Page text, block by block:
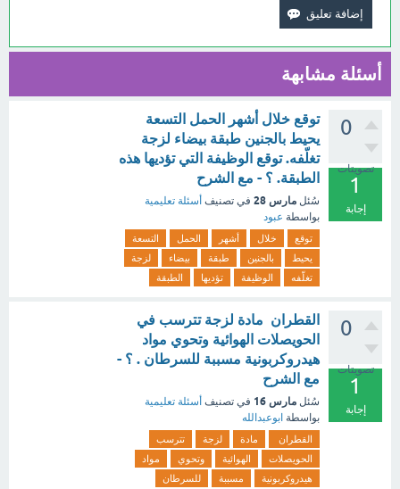
أسئلة مشابهة
0
تصويتات
1
إجابة
توقع خلال أشهر الحمل التسعة
يحيط بالجنين طبقة بيضاء لزجة
تغلّفه. توقع الوظيفة التي تؤديها هذه
الطبقة. ؟ - مع الشرح
سُئل مارس 28 في تصنيف أسئلة تعليمية
بواسطة عبود
توقع خلال أشهر الحمل
التسعة
يحيط
بالجنين طبقة بيضاء
لزجة
تغلّفه
الوظيفة تؤديها الطبقة
0
تصويتات
1
إجابة
القطران مادة لزجة تترسب في
الحويصلات الهوائية وتحوي مواد
هيدروكربونية مسببة للسرطان . ؟ -
مع الشرح
سُئل مارس 16 في تصنيف أسئلة تعليمية
بواسطة ابوعبدالله
القطران مادة لزجة
تترسب
الحويصلات
الهوائية وتحوي
مواد
هيدروكربونية
مسببة للسرطان